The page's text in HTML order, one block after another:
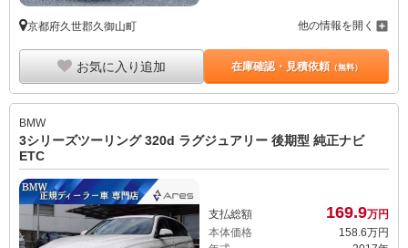
京都府久世郡久御山町 他の情報を開く
お気に入り追加 在庫確認・見積依頼（無料）
BMW
3シリーズツーリング 320d ラグジュアリー 後期型 純正ナビ
ETC
支払総額 169.9万円
本体価格
158.6万円